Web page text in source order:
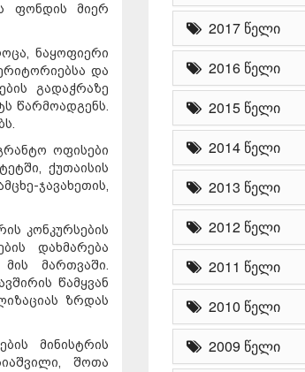
ფონდის მიერ
ნაყოფიერი
და
გადაჭრაზე
წარმოადგენს.
ოფისები
ქუთაისის
ჯავახეთის,
კონკურსების
დახმარება
მართვაში.
წამყვან
ზრდას
მინისტრის
შოთა
2017 წელი
2016 წელი
2015 წელი
2014 წელი
2013 წელი
2012 წელი
2011 წელი
2010 წელი
2009 წელი